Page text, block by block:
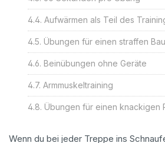
Aufwärmen als Teil des
Übungen für einen straffen
Beinübungen ohne Geräte
Armmuskeltraining
Übungen für einen knackigen
Wenn du bei jeder Treppe ins